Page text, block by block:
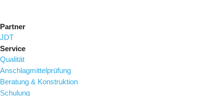
Partner
JDT
Service
Qualität
Anschlagmittelprüfung
Beratung & Konstruktion
Schulung